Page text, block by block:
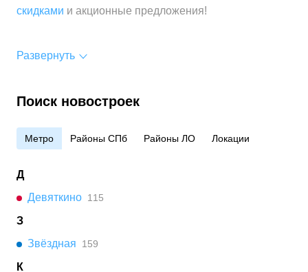
скидками и акционные предложения!
Развернуть
Поиск новостроек
Метро Районы СПб Районы ЛО Локации
Д
Девяткино 115
З
Звёздная
159
К